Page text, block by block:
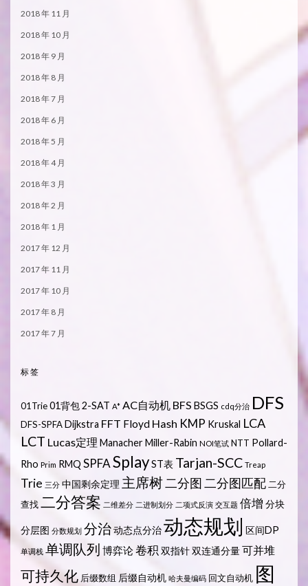
2018 年 11 月
2018 年 10 月
2018 年 9 月
2018 年 8 月
2018 年 7 月
2018 年 6 月
2018 年 5 月
2018 年 4 月
2018 年 3 月
2018 年 2 月
2018 年 1 月
2017 年 12 月
2017 年 11 月
2017 年 10 月
2017 年 8 月
2017 年 7 月
标签
01Trie01背包2-SAT A* AC自动机 BFS BSGS cdq分治 DFS
DFS-SPFADijkstra FFT Floyd Hash KMP Kruskal LCA
LCT Lucas定理 ManacherMiller-Rabin NOI笔试 NTT Pollard-
Rho Prim RMQ SPFASplayST表 Tarjan-SCC Treap
Trie 三分 中国剩余定理 主席树二分图 二分图匹配 二分
查找二分答案 二维差分 二进制划分 二项式反演 交互题 倍增 分块
分层图 分数规划 分治动态点分治动态规划 区间DP
单调栈 单调队列 博弈论卷积 双指针双连通分量可并堆
可持久化 后缀数组 后缀自动机 哈夫曼编码 回文自动机 图